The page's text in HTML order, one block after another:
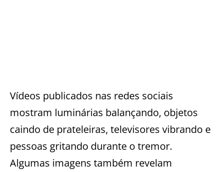
Vídeos publicados nas redes sociais
mostram luminárias balançando, objetos
caindo de prateleiras, televisores vibrando e
pessoas gritando durante o tremor.
Algumas imagens também revelam